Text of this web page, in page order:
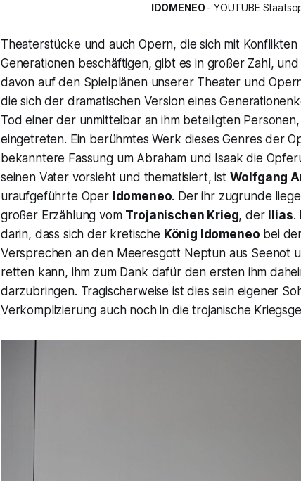
IDOMENEO - YOUTUBE
Theaterstücke und auch Opern, die sich mit
Generationen beschäftigen, gibt es in großer Zahl,
davon auf den Spielplänen unserer Theater und
die sich der dramatischen Version eines
Tod einer der unmittelbar an ihm beteiligten
eingetreten. Ein berühmtes Werk dieses Genres der
bekanntere Fassung um Abraham und Isaak die
seinen Vater vorsieht und thematisiert, ist Wolfgang
uraufgeführte Oper Idomeneo. Der ihr zugrunde
großer Erzählung vom Trojanischen Krieg, der Ilias.
darin, dass sich der kretische König Idomeneo bei
Versprechen an den Meeresgott Neptun aus Seenot
retten kann, ihm zum Dank dafür den ersten ihm
darzubringen. Tragischerweise ist dies sein eigener
Verkomplizierung auch noch in die trojanische